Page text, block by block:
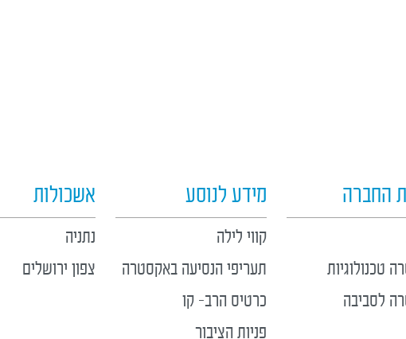
החברה
טכנולוגיות
לסביבה
מידע לנוסע
קווי לילה
תעריפי הנסיעה באקסטרה
כרטיס הרב- קו
פניות הציבור
אשכולות
נתניה
צפון ירושלים